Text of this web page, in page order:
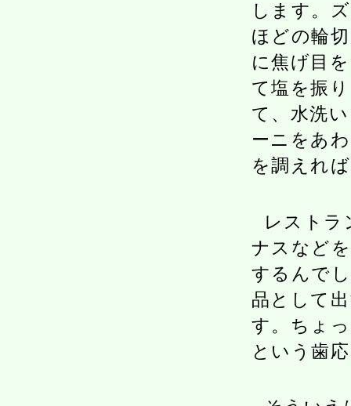
します。
ほどの輪
に焦げ目
て塩を振
て、水洗
ーニをあ
を調えれ
レストラ
ナスなど
するんで
品として
す。ちょ
という歯